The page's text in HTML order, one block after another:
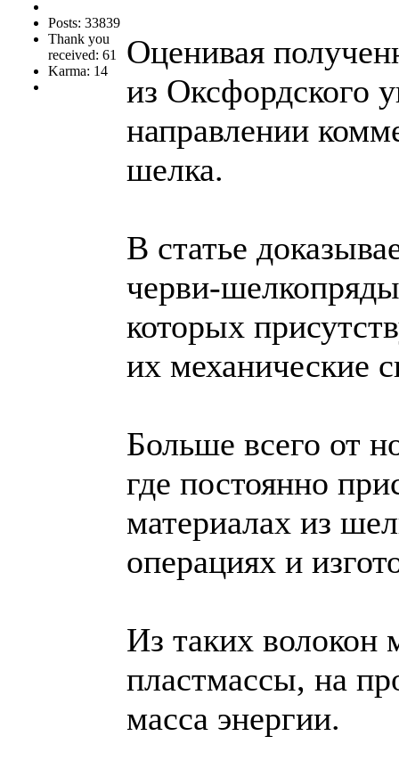
Posts: 33839
Thank you
received: 61
Karma: 14
Оценивая
из Оксфордского
направлении
шелка.
В статье
черви-
которых
их механические
Больше всего от
где постоянно
материалах из
операциях и
Из таких волокон
пластмассы, на
масса энергии.